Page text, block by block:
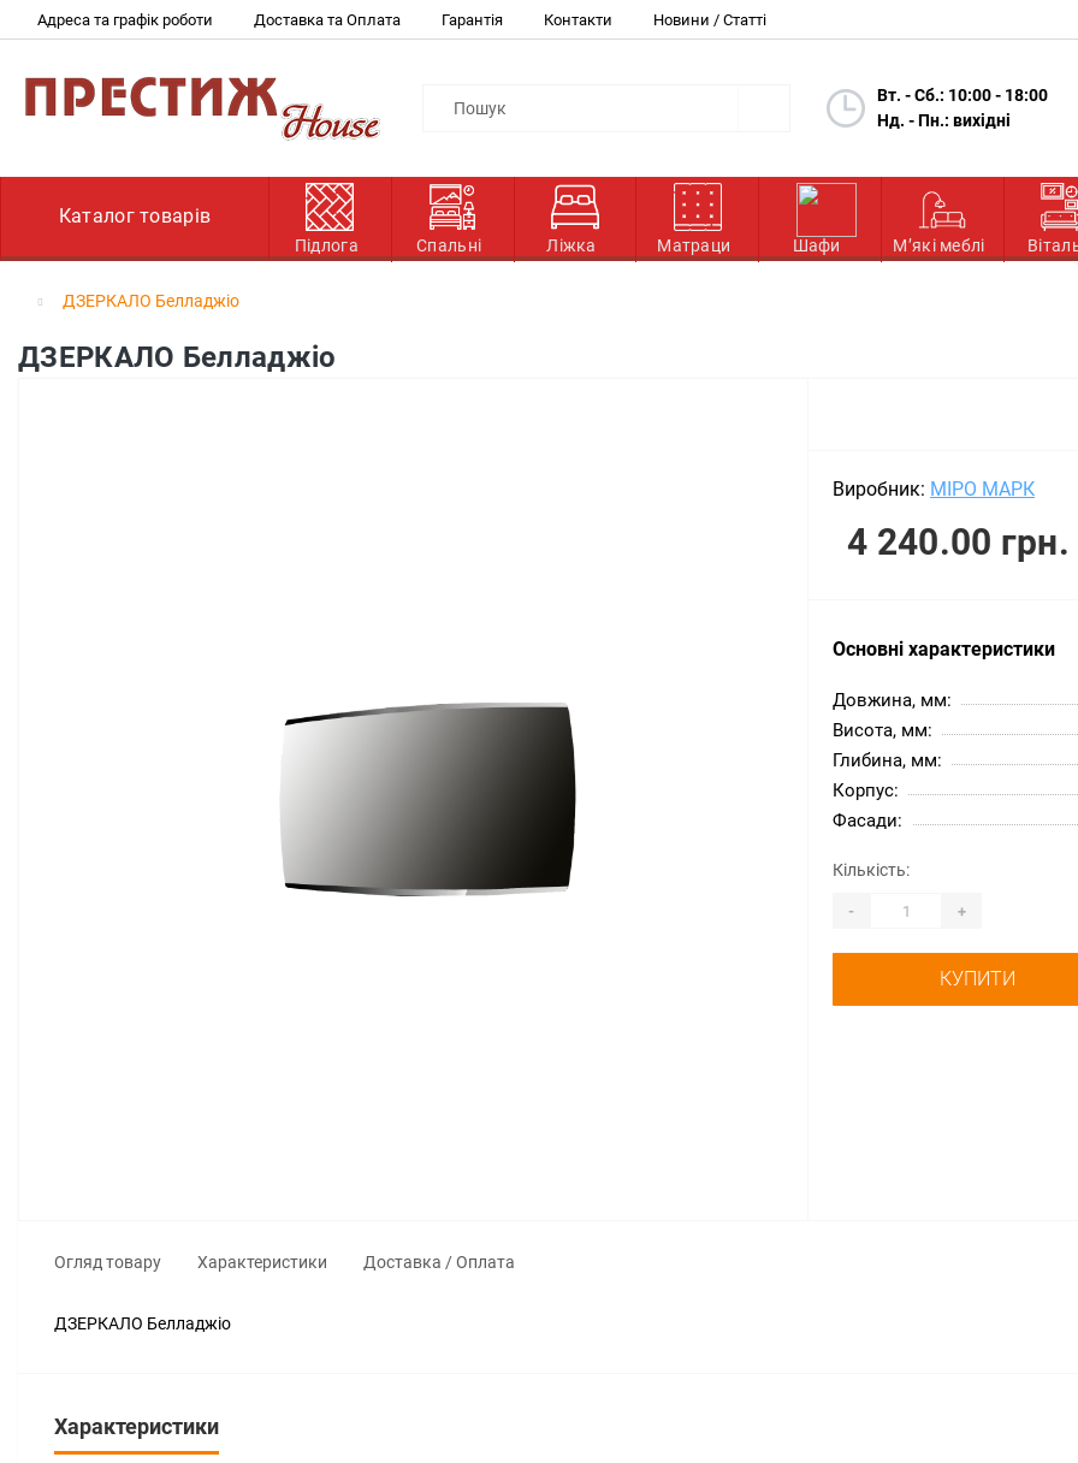
Адреса та графік роботи Доставка та Оплата Гарантія Контакти Новини / Статті
Вт. - Сб.: 10:00 - 18:00
Нд. - Пн.: вихідні
Каталог товарів
Підлога Спальні Ліжка Матраци Шафи М’які меблі
ДЗЕРКАЛО Белладжіо
ДЗЕРКАЛО Белладжіо
Виробник: МІРО МАРК
4 240.00 грн.
Основні характеристики
Довжина, мм:
Висота, мм:
Глибина, мм:
Корпус:
Фасади:
Кількість:
- +
КУПИТИ
Огляд товару Характеристики Доставка / Оплата
ДЗЕРКАЛО Белладжіо
Характеристики